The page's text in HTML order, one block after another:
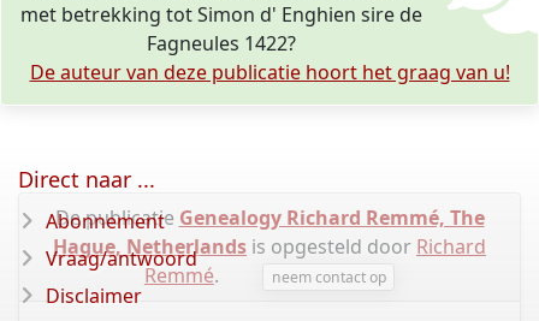
met betrekking tot Simon d' Enghien sire de
Fagneules 1422?
De auteur van deze publicatie hoort het graag van u!
De publicatie Genealogy Richard Remmé, The
Hague, Netherlands is opgesteld door Richard
Remmé. neem contact op
Direct naar ...
Abonnement
Vraag/antwoord
Disclaimer